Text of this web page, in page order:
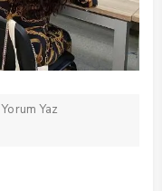
Yorum Yaz